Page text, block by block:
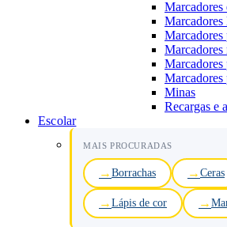
Marcadores
Marcadores
Marcadores
Marcadores
Marcadores
Marcadores
Minas
Recargas e
Escolar
MAIS PROCURADAS
Borrachas Ceras
Lápis de cor